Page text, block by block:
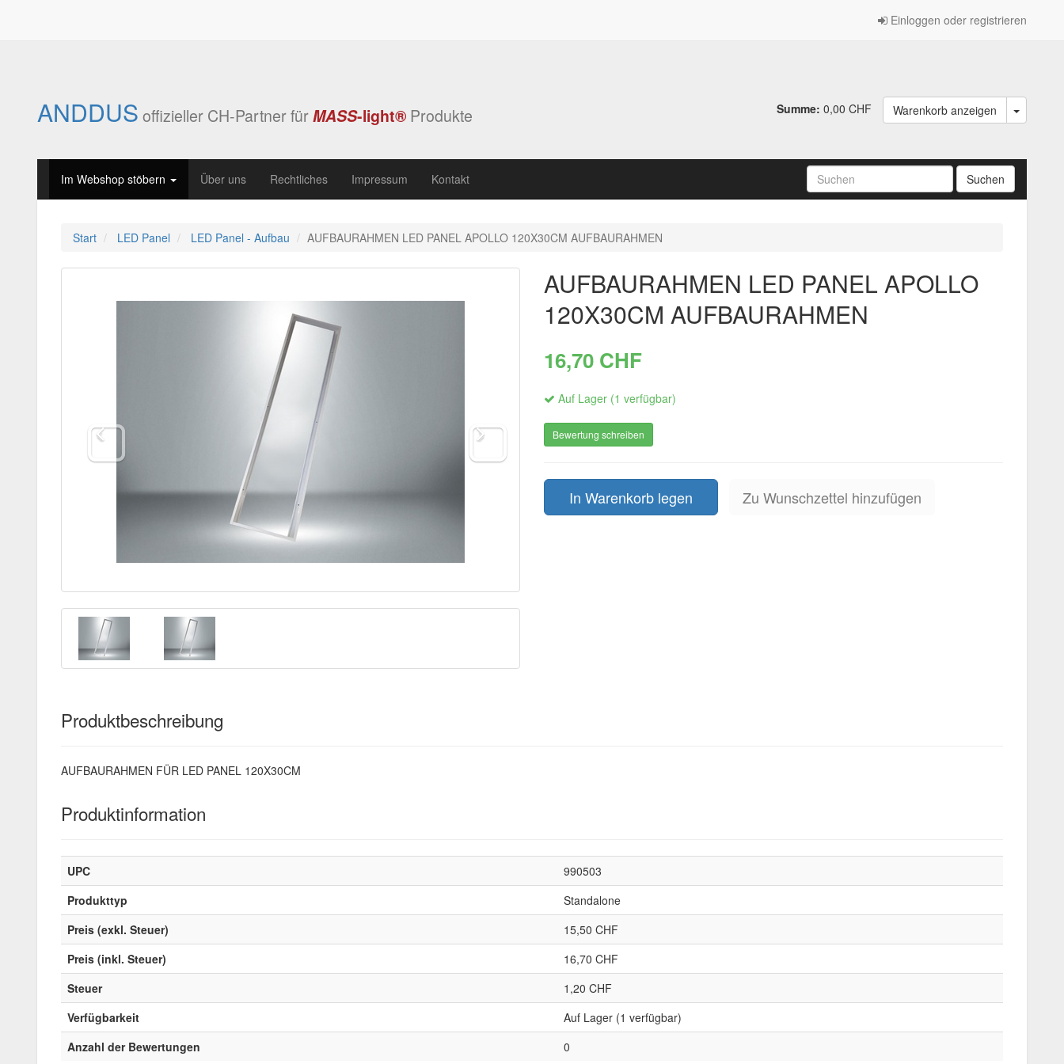
Einloggen oder registrieren
ANDDUS offizieller CH-Partner fürMASS-light® Produkte Summe: 0,00 CHF Warenkorb anzeigen
Im Webshop stöbern Über uns Rechtliches Impressum Kontakt
Start LED Panel LED Panel - Aufbau AUFBAURAHMEN LED PANEL APOLLO 120X30CM AUFBAURAHMEN
AUFBAURAHMEN LED PANEL APOLLO
120X30CM AUFBAURAHMEN
16,70 CHF
Auf Lager (1 verfügbar)
Bewertung schreiben
In Warenkorb legen Zu Wunschzettel hinzufügen
Produktbeschreibung
AUFBAURAHMEN FÜR LED PANEL 120X30CM
Produktinformation
UPC
990503
Produkttyp
Standalone
Preis (exkl. Steuer)
15,50 CHF
Preis (inkl. Steuer)
16,70 CHF
Steuer
1,20 CHF
Verfügbarkeit
Auf Lager (1 verfügbar)
Anzahl der Bewertungen
0